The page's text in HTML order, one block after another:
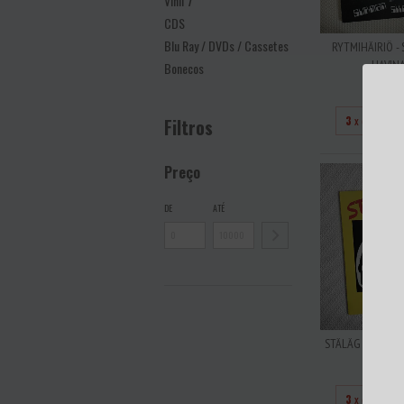
CDS
Blu Ray / DVDs / Cassetes
Bonecos
Filtros
Preço
DE ATÉ
RYTMIHÄIRIÖ -
3 x de
STÄLÄG 13 - IN
3 x de